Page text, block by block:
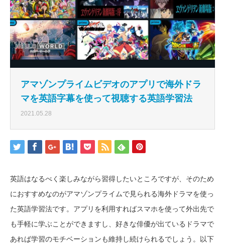
アマゾンプライムビデオのアプリで海外ドラ
マを英語字幕を使って視聴する英語学習法
2021.05.28
英語はなるべく楽しみながら習得したいところですが、そのため
におすすめなのがアマゾンプライムで見られる海外ドラマを使っ
た英語学習法です。アプリを利用すればスマホを使って外出先で
も手軽に学ぶことができますし、好きな俳優が出ているドラマで
あれば学習のモチベーションも維持し続けられるでしょう。以下